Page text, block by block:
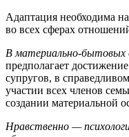
Адаптация необходима
во всех сферах
В материально-бытовых
предполагает
супругов, в
участии всех членов
создании материальной
Нравственно —